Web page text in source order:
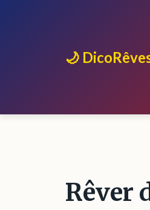
🌙
Rêver